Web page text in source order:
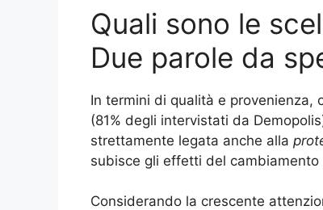
Quali sono le
Due parole da
In termini di qualità e provenienza,
(81% degli intervistati da
strettamente legata anche alla
subisce gli effetti del cambiamento
Considerando la crescente